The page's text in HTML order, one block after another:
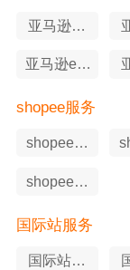
亚马逊软
件工具
亚马逊erp
shopee服务
shopee软
shopee知
国际站服务
国际站站